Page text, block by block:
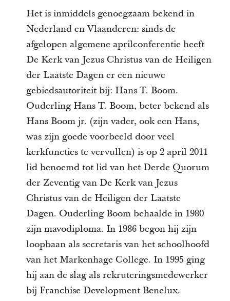
Het is inmiddels genoegzaam bekend in
Nederland en Vlaanderen: sinds de
afgelopen algemene aprilconferentie heeft
De Kerk van Jezus Christus van de Heiligen
der Laatste Dagen er een nieuwe
gebiedsautoriteit bij: Hans T. Boom.
Ouderling Hans T. Boom, beter bekend als
Hans Boom jr. (zijn vader, ook een Hans,
was zijn goede voorbeeld door veel
kerkfuncties te vervullen) is op 2 april 2011
lid benoemd tot lid van het Derde Quorum
der Zeventig van De Kerk van Jezus
Christus van de Heiligen der Laatste
Dagen. Ouderling Boom behaalde in 1980
zijn mavodiploma. In 1986 begon hij zijn
loopbaan als secretaris van het schoolhoofd
van het Markenhage College. In 1995 ging
hij aan de slag als rekruteringsmedewerker
bij Franchise Development Benelux.